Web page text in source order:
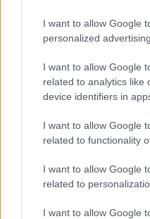
I want to allow Google
personalized advertising.
I want to allow Google
related to analytics like
device identifiers in
I want to allow Google
related to functionality
I want to allow Google
related to
I want to allow Google